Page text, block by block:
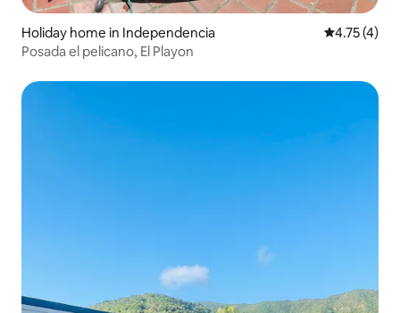
Holiday home in Independencia 4.75 out of
4.75 (4)
Posada el pelicano, El Playon